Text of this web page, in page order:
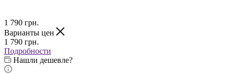
1 790 грн.
Варианты цен
1 790 грн.
Подробности
Нашли дешевле?